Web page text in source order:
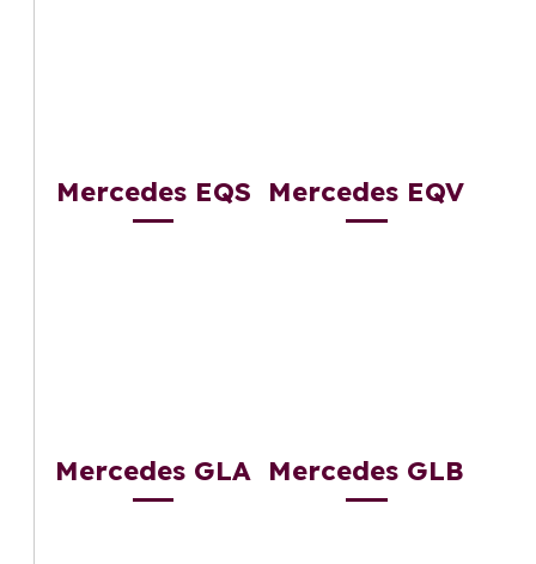
Mercedes EQS Mercedes EQV
Mercedes GLA Mercedes GLB